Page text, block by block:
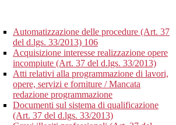
Automatizzazione delle procedure (Art. 37
del d.lgs. 33/2013) 106
Acquisizione interesse realizzazione opere
incompiute (Art. 37 del d.lgs. 33/2013)
Atti relativi alla programmazione di lavori,
opere, servizi e forniture / Mancata
redazione programmazione
Documenti sul sistema di qualificazione
(Art. 37 del d.lgs. 33/2013)